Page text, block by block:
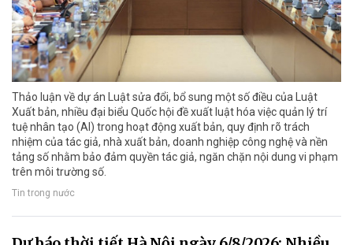
Thảo luận về dự án Luật sửa đổi, bổ sung một số điều của Luật
Xuất bản, nhiều đại biểu Quốc hội đề xuất luật hóa việc quản lý trí
tuệ nhân tạo (AI) trong hoạt động xuất bản, quy định rõ trách
nhiệm của tác giả, nhà xuất bản, doanh nghiệp công nghệ và nền
tảng số nhằm bảo đảm quyền tác giả, ngăn chặn nội dung vi phạm
trên môi trường số.
Tin trong nước